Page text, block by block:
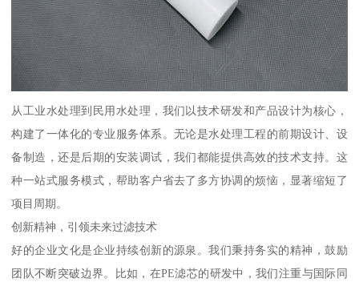
从工业水处理到民用水处理，我们以技术研发和产品设计为核心，
构建了一体化的专业服务体系。无论是水处理工程的前期设计、设
备制造，还是后期的安装调试，我们都能提供高效的技术支持。这
种一站式服务模式，帮助客户省去了多方协调的烦恼，显著缩短了
项目周期。
创新精神，引领未来过滤技术
好的企业文化是企业持续创新的源泉。我们秉持务实的精神，鼓励
团队不断突破边界。比如，在PE滤芯的研发中，我们注重与国际同